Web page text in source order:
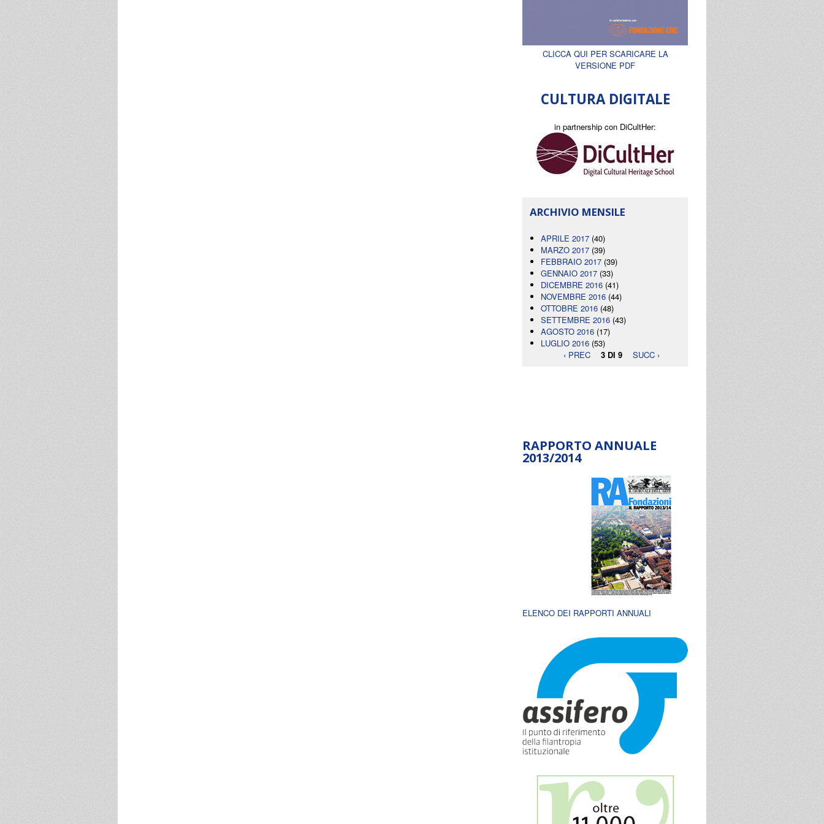
CLICCA QUI PER SCARICARE LA
VERSIONE PDF
CULTURA DIGITALE
in partnership con DiCultHer:
ARCHIVIO MENSILE
APRILE 2017 (40)
MARZO 2017 (39)
FEBBRAIO 2017 (39)
GENNAIO 2017 (33)
DICEMBRE 2016 (41)
NOVEMBRE 2016 (44)
OTTOBRE 2016 (48)
SETTEMBRE 2016 (43)
AGOSTO 2016 (17)
LUGLIO 2016 (53)
‹ PREC
3 DI 9 SUCC ›
RAPPORTO ANNUALE
2013/2014
ELENCO DEI RAPPORTI ANNUALI